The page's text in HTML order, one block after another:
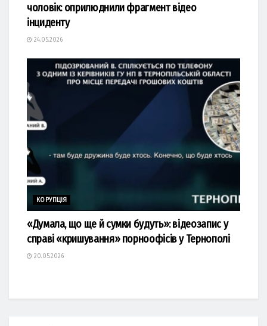
чоловік: оприлюднили фрагмент відео
інциденту
24.05.2026
КОРУПЦІЯ
«Думала, що ще й сумки будуть»: відеозапис у
справі «кришування» порноофісів у Тернополі
20.05.2026